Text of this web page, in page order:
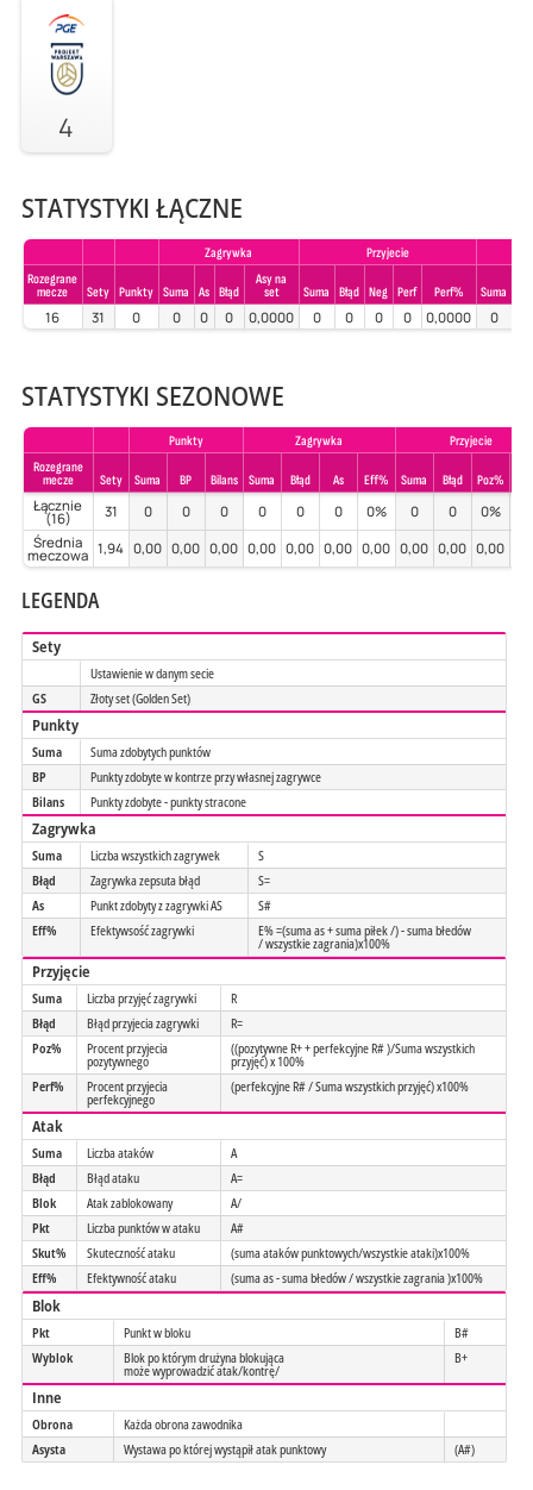
4
STATYSTYKI ŁĄCZNE
Zagrywka
Przyjecie
Rozegrane
mecze
Sety Punkty Suma As Błąd
Asy na
set
Suma Błąd Neg Perf Perf% Suma
16 31 0 0 0 0 0,0000 0 0 0 0 0,0000 0
STATYSTYKI SEZONOWE
Punkty Zagrywka
Przyjecie
Rozegrane
mecze
Sety Suma BP Bilans Suma Błąd As Eff% Suma Błąd Poz%
Łącznie
(16) 31 0 0 0 0 0 0 0% 0 0 0%
Średnia
meczowa 1,94 0,00 0,00 0,00 0,00 0,00 0,00 0,00 0,00 0,00 0,00
LEGENDA
Sety
Ustawienie w danym secie
GS
Złoty set (Golden Set)
Punkty
Suma
Suma zdobytych punktów
BP
Punkty zdobyte w kontrze przy własnej zagrywce
Bilans
Punkty zdobyte - punkty stracone
Zagrywka
Suma Liczba wszystkich zagrywek
S
Błąd
Zagrywka zepsuta błąd
S=
As
Punkt zdobyty z zagrywki AS
S#
Eff%
Efektywsość zagrywki E% =(suma as + suma piłek /) - suma błedów
/ wszystkie zagrania)x100%
Przyjęcie
Suma Liczba przyjęć zagrywki
R
Błąd
Błąd przyjecia zagrywki
R=
Poz%
Procent przyjecia
pozytywnego
((pozytywne R+ + perfekcyjne R# )/Suma wszystkich
przyjęć) x 100%
Perf%
Procent przyjecia
perfekcyjnego
(perfekcyjne R# / Suma wszystkich przyjęć) x100%
Atak
Suma Liczba ataków
A
Błąd
Błąd ataku
A=
Blok
Atak zablokowany
A/
Pkt
Liczba punktów w ataku
A#
Skut%
Skuteczność ataku
(suma ataków punktowych/wszystkie ataki)x100%
Eff%
Efektywność ataku (suma as - suma błedów / wszystkie zagrania )x100%
Blok
Pkt Punkt w bloku
B#
Wyblok
Blok po którym drużyna blokująca
może wyprowadzić atak/kontrę/
B+
Inne
Obrona
Każda obrona zawodnika
Asysta
Wystawa po której wystąpił atak punktowy (A#)